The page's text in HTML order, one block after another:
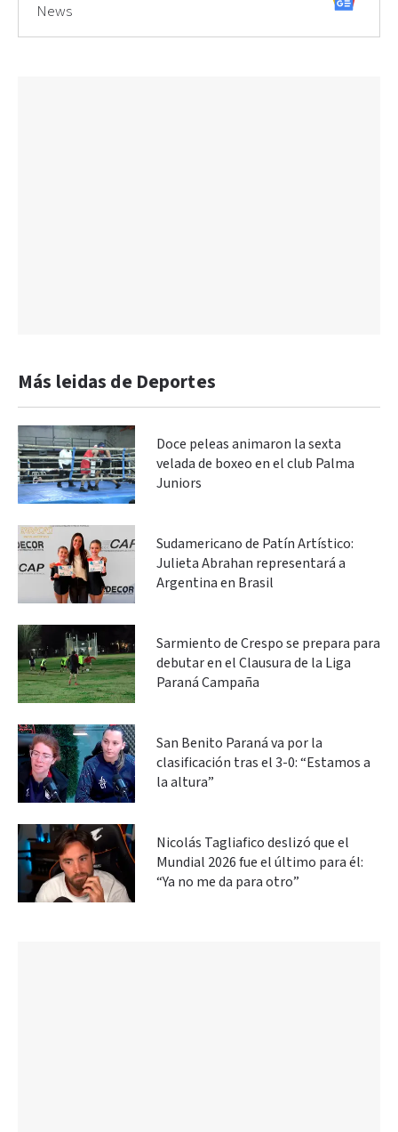
News
Más leidas de Deportes
Doce peleas animaron la sexta
velada de boxeo en el club Palma
Juniors
Sudamericano de Patín Artístico:
Julieta Abrahan representará a
Argentina en Brasil
Sarmiento de Crespo se prepara para
debutar en el Clausura de la Liga
Paraná Campaña
San Benito Paraná va por la
clasificación tras el 3-0: “Estamos a
la altura”
Nicolás Tagliafico deslizó que el
Mundial 2026 fue el último para él:
“Ya no me da para otro”